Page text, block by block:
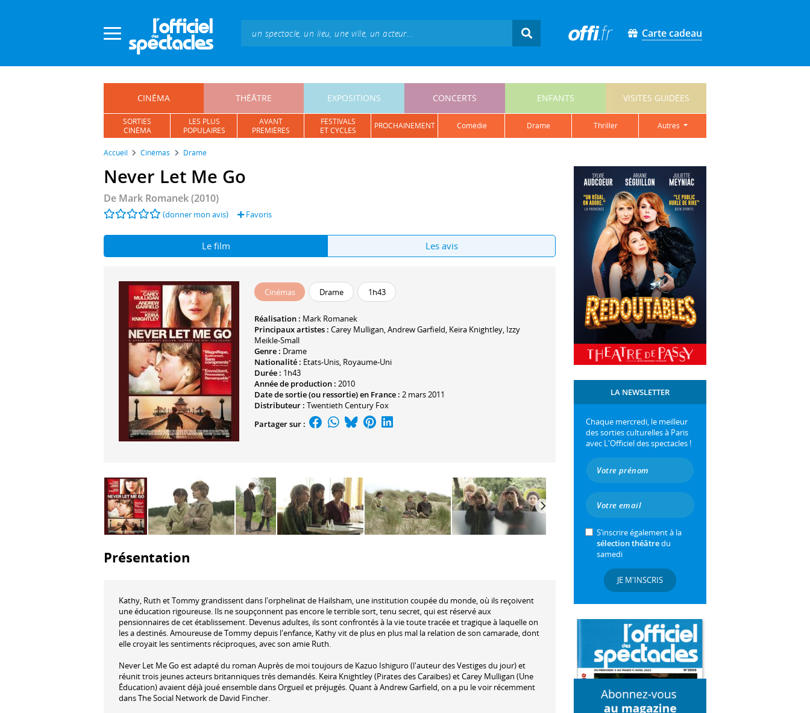
Carte cadeau
CINÉMA THÉÂTRE EXPOSITIONS CONCERTS ENFANTS VISITES GUIDÉES
SORTIES
CINÉMA
LES PLUS
POPULAIRES
AVANT
PREMIÈRES
FESTIVALS
ET CYCLES
PROCHAINEMENT comédie drame thriller autres
Accueil Cinémas Drame
Never Let Me Go
De Mark Romanek(2010)
(donner mon avis) Favoris
Le film Les avis
Cinémas Drame 1h43
Réalisation : Mark Romanek
Principaux artistes : Carey Mulligan,Andrew Garfield, Keira Knightley, Izzy
Meikle-Small
Genre : Drame
Nationalité : Etats-Unis, Royaume-Uni
Durée : 1h43
Année de production : 2010
Date de sortie (ou ressortie) en France : 2 mars 2011
Distributeur : Twentieth Century Fox
Partager sur :
Présentation
Kathy, Ruth et Tommy grandissent dans l'orphelinat de Hailsham, une institution coupée du monde, où ils reçoivent
une éducation rigoureuse. Ils ne soupçonnent pas encore le terrible sort, tenu secret, qui est réservé aux
pensionnaires de cet établissement. Devenus adultes, ils sont confrontés à la vie toute tracée et tragique à laquelle on
les a destinés. Amoureuse de Tommy depuis l'enfance, Kathy vit de plus en plus mal la relation de son camarade, dont
elle croyait les sentiments réciproques, avec son amie Ruth.
Never Let Me Go est adapté du roman Auprès de moi toujours de Kazuo Ishiguro (l'auteur des Vestiges du jour) et
réunit trois jeunes acteurs britanniques très demandés. Keira Knightley (Pirates des Caraïbes) et Carey Mulligan (Une
Éducation) avaient déjà joué ensemble dans Orgueil et préjugés. Quant à Andrew Garfield, on a pu le voir récemment
dans The Social Network de David Fincher.
LA NEWSLETTER
Chaque mercredi, le meilleur
des sorties culturelles à Paris
avec L'Officiel des spectacles !
S’inscrire également à la
sélection théâtredu
samedi
JE M'INSCRIS